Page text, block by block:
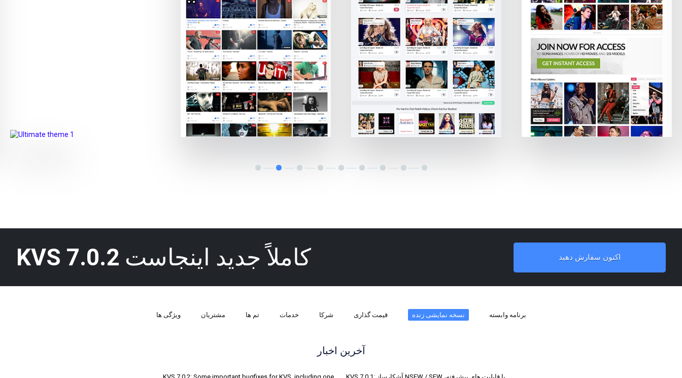
KVS 7.0.2 کاملاً جدید اینجاست اکنون سفارش دهید
ویژگی ها مشتریان تم ها خدمات شرکا قیمت گذاری نسخه نمایشی زنده برنامه وابسته
آخرین اخبار